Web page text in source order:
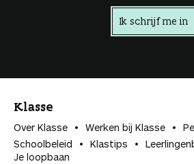
Ik schrijf me in
Klasse
Over Klasse Werken bij Klasse
Schoolbeleid
Klastips
Je loopbaan